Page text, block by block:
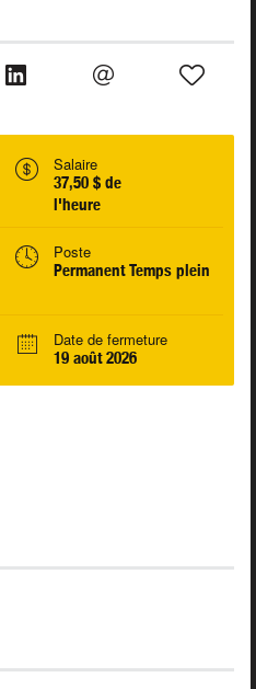
Salaire
37,50 $ de
l'heure
Poste
Permanent Temps plein
Date de fermeture
19 août 2026